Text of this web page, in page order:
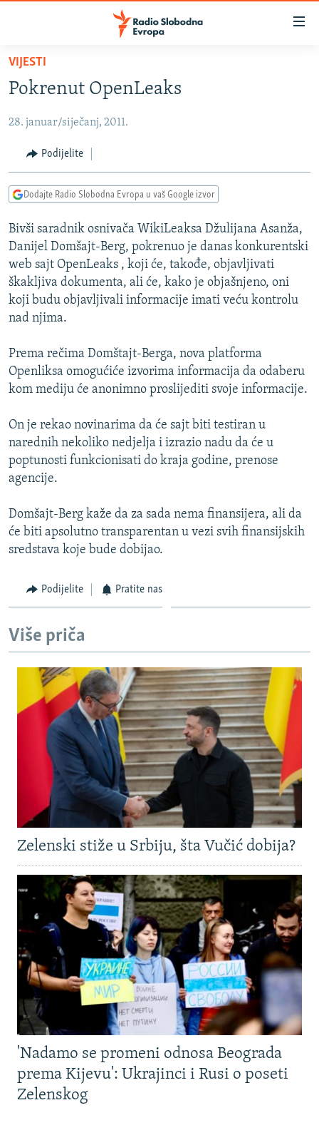
Pređite
glavni
Pređite
Pređite
pretragu
VIJESTI
BOSNA I HERCEGOVINA
SRBIJA
KOSOVO
VIZUELNO
VIDEO
FOTOGALERIJE
INFOGRAFIKE
PODCASTI
RAT U UKRAJINI
KINA NA BALKANU
RSE PRIČE IZ SVIJETA
DNEVNO@RSE
SPECIJALI RSE
GENOCID U SREBRENICI
POPLAVE I KLIZIŠTA U BIH 2024.
TV LIBERTY
POST SCRIPTUM
MOJA EVROPA
SVE KARTE DEJTONA
PRATITE NAS
Sve RFE/RL stranice
VIJESTI
Pokrenut OpenLeaks
28. januar/siječanj, 2011.
Podijelite
Dodajte Radio Slobodna Evropa u vaš Google izvor
Bivši saradnik osnivača WikiLeaksa Džulijana Asanža,
Danijel Domšajt-Berg, pokrenuo je danas konkurentski
web sajt OpenLeaks , koji će, takođe, objavljivati
škakljiva dokumenta, ali će, kako je objašnjeno, oni
koji budu objavljivali informacije imati veću kontrolu
nad njima.
Prema rečima Domštajt-Berga, nova platforma
Openliksa omogućiće izvorima informacija da odaberu
kom mediju će anonimno proslijediti svoje informacije.
On je rekao novinarima da će sajt biti testiran u
narednih nekoliko nedjelja i izrazio nadu da će u
poptunosti funkcionisati do kraja godine, prenose
agencije.
Domšajt-Berg kaže da za sada nema finansijera, ali da
će biti apsolutno transparentan u vezi svih finansijskih
sredstava koje bude dobijao.
Podijelite Pratite nas
Više priča
Zelenski stiže u Srbiju, šta Vučić dobija?
'Nadamo se promeni odnosa Beograda
prema Kijevu': Ukrajinci i Rusi o poseti
Zelenskog